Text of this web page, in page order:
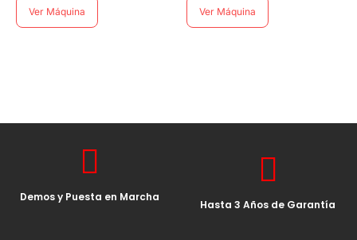
Ver Máquina Ver Máquina
Demos y Puesta en Marcha
Hasta 3 Años de Garantía